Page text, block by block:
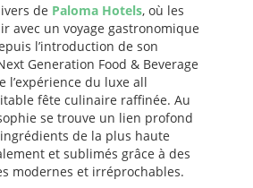
de Paloma Hotels, où les
avec un voyage gastronomique
l’introduction de son
Generation Food & Beverage
l’expérience du luxe all
fête culinaire raffinée. Au
se trouve un lien profond
de la plus haute
et sublimés grâce à des
modernes et irréprochables.